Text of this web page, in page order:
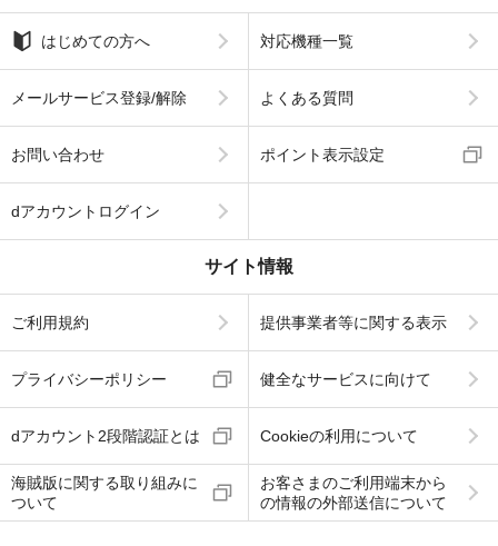
はじめての方へ 対応機種一覧
メールサービス登録/解除 よくある質問
お問い合わせ ポイント表示設定
dアカウントログイン
サイト情報
ご利用規約 提供事業者等に関する表示
プライバシーポリシー 健全なサービスに向けて
dアカウント2段階認証とは Cookieの利用について
海賊版に関する取り組みに
ついて
お客さまのご利用端末から
の情報の外部送信について